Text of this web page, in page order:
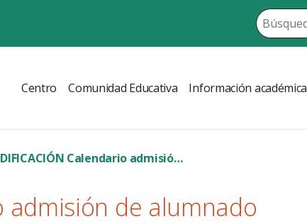
Centro Comunidad Educativa Información académica
MODIFICACIÓN Calendario admisión de alumnado
admisión de alumnado